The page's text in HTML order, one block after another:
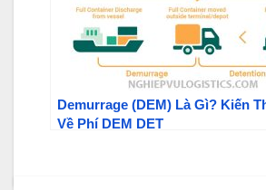
Demurrage (DEM) Là Gì? Kiến
Về Phí DEM DET